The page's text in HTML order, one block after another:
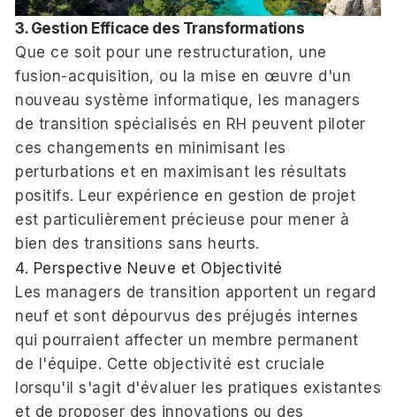
3. Gestion Efficace des Transformations
Que ce soit pour une restructuration, une
fusion-acquisition, ou la mise en œuvre d'un
nouveau système informatique, les managers
de transition spécialisés en RH peuvent piloter
ces changements en minimisant les
perturbations et en maximisant les résultats
positifs. Leur expérience en gestion de projet
est particulièrement précieuse pour mener à
bien des transitions sans heurts.
4. Perspective Neuve et Objectivité
Les managers de transition apportent un regard
neuf et sont dépourvus des préjugés internes
qui pourraient affecter un membre permanent
de l'équipe. Cette objectivité est cruciale
lorsqu'il s'agit d'évaluer les pratiques existantes
et de proposer des innovations ou des